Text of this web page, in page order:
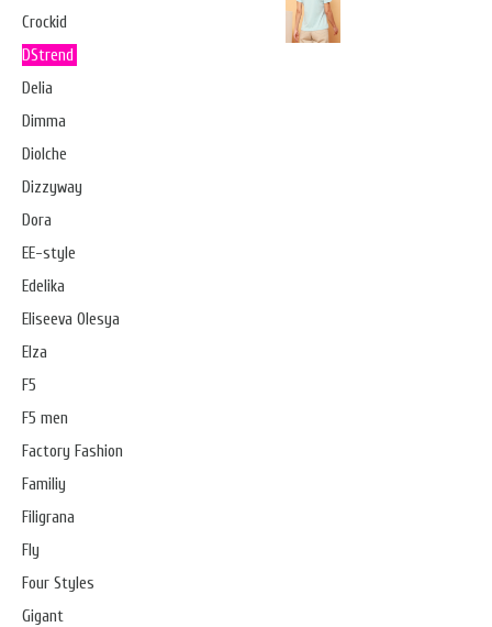
Crockid
DStrend
Delia
Dimma
Diolche
Dizzyway
Dora
EE-style
Edelika
Eliseeva Olesya
Elza
F5
F5 men
Factory Fashion
Familiy
Filigrana
Fly
Four Styles
Gigant